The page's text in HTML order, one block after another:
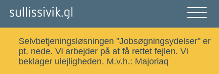
luk
Selvbetjeningsløsningen "Jobsøgningsydelser" er
pt. nede. Vi arbejder på at få rettet fejlen. Vi
beklager ulejligheden. M.v.h.: Majoriaq